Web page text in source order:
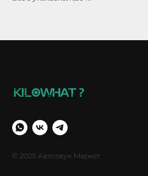
© 2025 Автозвук Маркет